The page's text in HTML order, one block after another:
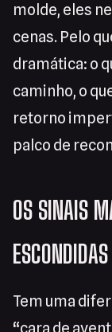
molde, eles
cenas. Pelo
dramática: o
caminho, o
retorno
palco de
OS SINAIS
ESCONDIDAS
Tem uma
“cara de